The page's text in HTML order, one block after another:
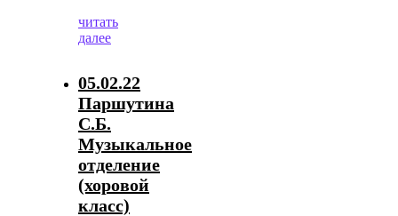
читать
далее
05.02.22
Паршутина
С.Б.
Музыкальное
отделение
(хоровой
класс)